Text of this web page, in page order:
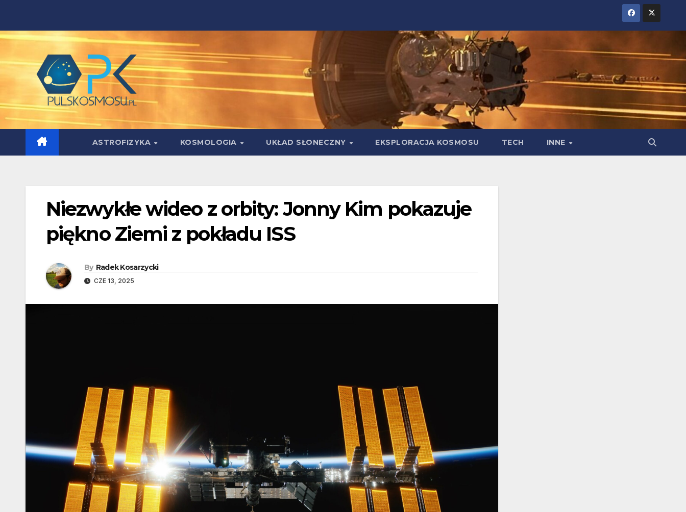
content
ASTROFIZYKA KOSMOLOGIA UKŁAD SŁONECZNY EKSPLORACJA KOSMOSU TECH INNE
Niezwykłe wideo z orbity: Jonny Kim pokazuje
piękno Ziemi z pokładu ISS
By Radek Kosarzycki
CZE 13, 2025